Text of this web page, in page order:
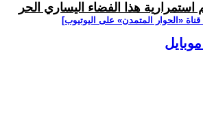
هذا الفضاء اليساري الحر
‫«الحوار المتمدن» على اليوتيوب]